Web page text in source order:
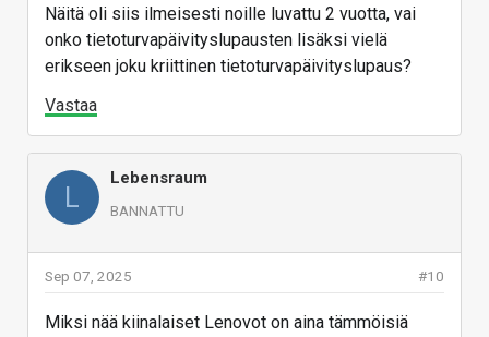
Näitä oli siis ilmeisesti noille luvattu 2 vuotta, vai
onko tietoturvapäivityslupausten lisäksi vielä
erikseen joku kriittinen tietoturvapäivityslupaus?
Vastaa
L
Lebensraum
BANNATTU
#10
Sep 07, 2025
Miksi nää kiinalaiset Lenovot on aina tämmöisiä